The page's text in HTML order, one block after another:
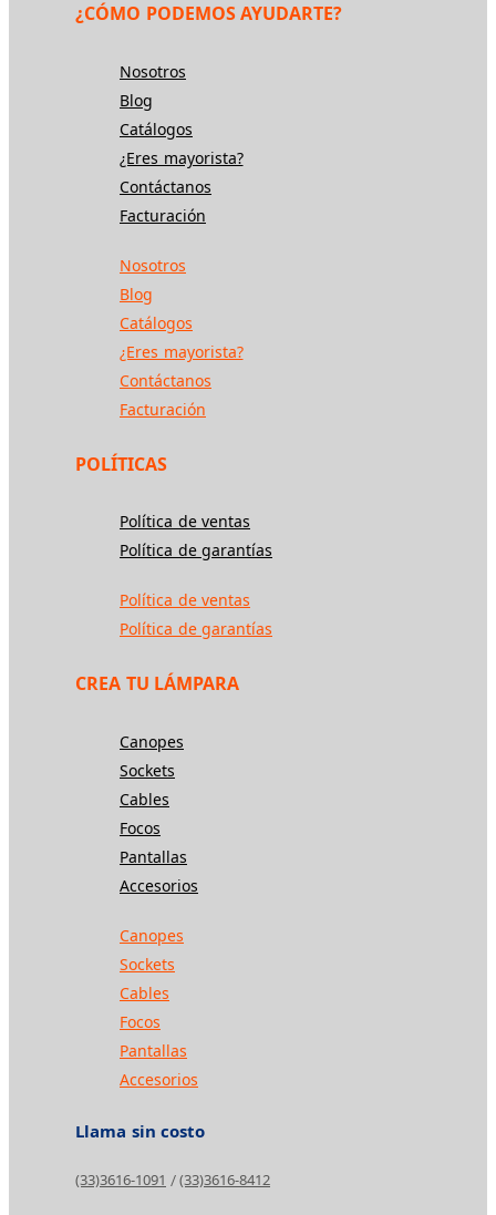
¿CÓMO PODEMOS AYUDARTE?
Nosotros
Blog
Catálogos
¿Eres mayorista?
Contáctanos
Facturación
Nosotros
Blog
Catálogos
¿Eres mayorista?
Contáctanos
Facturación
POLÍTICAS
Política de ventas
Política de garantías
Política de ventas
Política de garantías
CREA TU LÁMPARA
Canopes
Sockets
Cables
Focos
Pantallas
Accesorios
Canopes
Sockets
Cables
Focos
Pantallas
Accesorios
Llama sin costo
(33)3616-1091 / (33)3616-8412